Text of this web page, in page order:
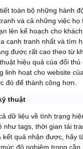
toàn bộ những hành
và cả những việc
lên kế hoạch cho
cạnh tranh nhất và tìm
được rất cao theo từ
hiệu quả của đối
linh hoạt cho website
đó để thành công hơn.
thuật
dữ liệu về tình trạng
như tags, thời gian tải
kết quả nhận được, hãy
độ nghiêm trọng